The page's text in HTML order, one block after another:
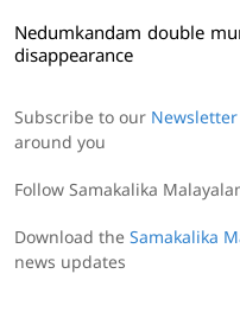
Nedumkandam double
disappearance
Subscribe to our Newsletter
around you
Follow Samakalika
Download the Samakalika
news updates